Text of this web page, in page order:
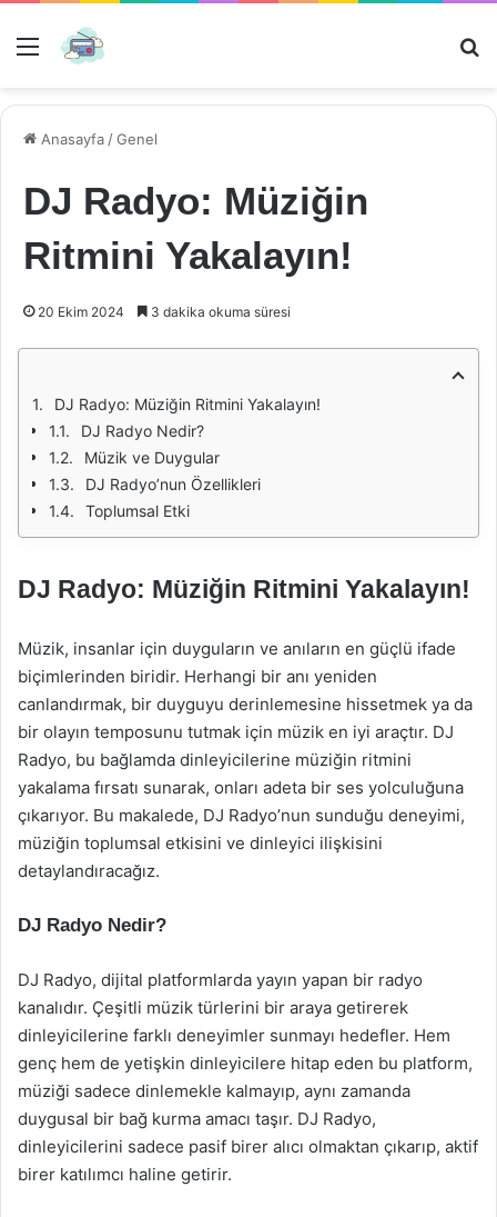
Menü
Anasayfa /Genel
DJ Radyo: Müziğin
Ritmini Yakalayın!
20 Ekim 2024 3 dakika okuma süresi
DJ Radyo: Müziğin Ritmini Yakalayın!
DJ Radyo Nedir?
Müzik ve Duygular
DJ Radyo’nun Özellikleri
Toplumsal Etki
DJ Radyo: Müziğin Ritmini Yakalayın!
Müzik, insanlar için duyguların ve anıların en güçlü ifade
biçimlerinden biridir. Herhangi bir anı yeniden
canlandırmak, bir duyguyu derinlemesine hissetmek ya da
bir olayın temposunu tutmak için müzik en iyi araçtır. DJ
Radyo, bu bağlamda dinleyicilerine müziğin ritmini
yakalama fırsatı sunarak, onları adeta bir ses yolculuğuna
çıkarıyor. Bu makalede, DJ Radyo’nun sunduğu deneyimi,
müziğin toplumsal etkisini ve dinleyici ilişkisini
detaylandıracağız.
DJ Radyo Nedir?
DJ Radyo, dijital platformlarda yayın yapan bir radyo
kanalıdır. Çeşitli müzik türlerini bir araya getirerek
dinleyicilerine farklı deneyimler sunmayı hedefler. Hem
genç hem de yetişkin dinleyicilere hitap eden bu platform,
müziği sadece dinlemekle kalmayıp, aynı zamanda
duygusal bir bağ kurma amacı taşır. DJ Radyo,
dinleyicilerini sadece pasif birer alıcı olmaktan çıkarıp, aktif
birer katılımcı haline getirir.